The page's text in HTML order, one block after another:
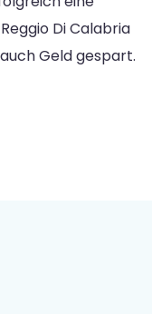
Di Calabria
Geld gespart.